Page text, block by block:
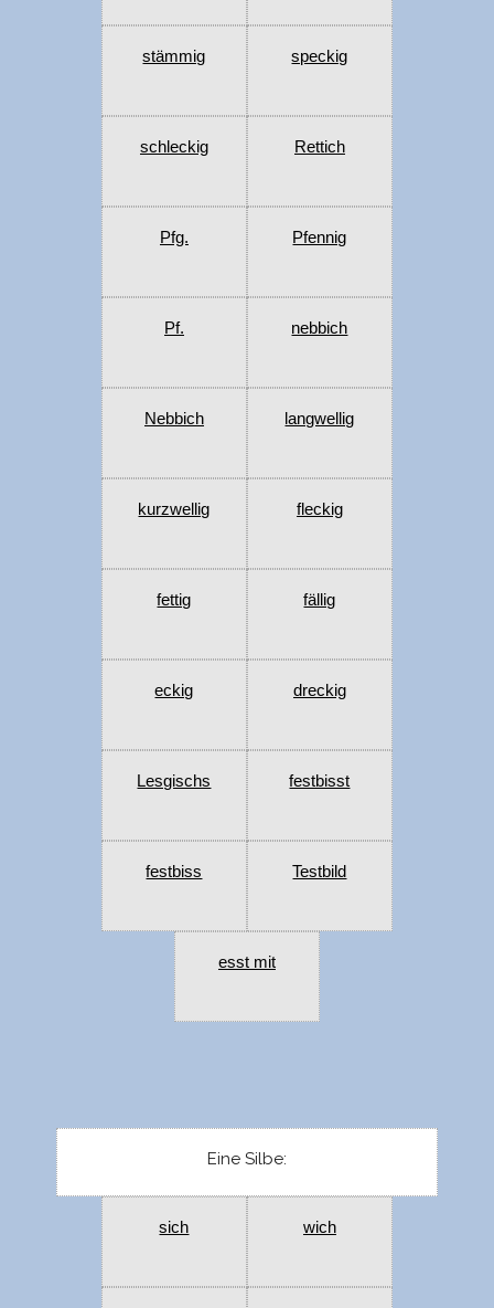
stämmig speckig
schleckig Rettich
Pfg. Pfennig
Pf. nebbich
Nebbich langwellig
kurzwellig fleckig
fettig fällig
eckig dreckig
Lesgischs festbisst
festbiss Testbild
esst mit
Eine Silbe:
sich wich